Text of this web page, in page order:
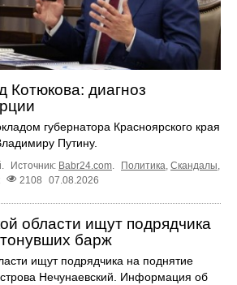
Котюкова: диагноз
губернатора Красноярского края
Путину.
Источник: Babr24.com. Политика, Скандалы,
2108 07.08.2026
области ищут подрядчика
барж
ищут подрядчика на поднятие
Нечунаевский. Информация об